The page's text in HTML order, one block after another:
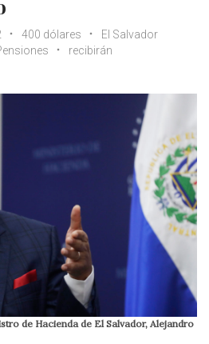
400 dólares
El Salvador
recibirán
de Hacienda de El Salvador, Alejandro